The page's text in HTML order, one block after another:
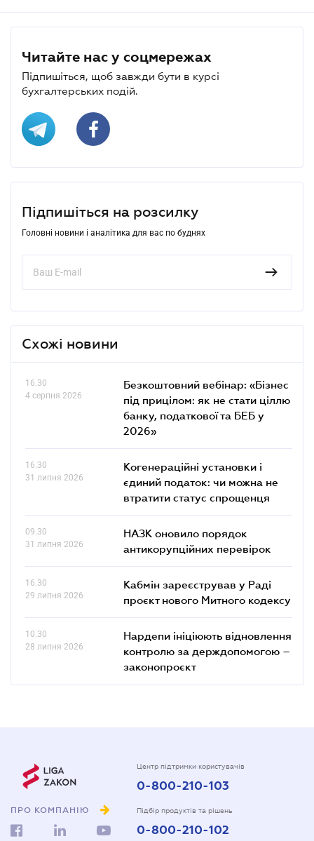
Читайте нас у соцмережах
Підпишіться, щоб завжди бути в курсі
бухгалтерських подій.
Підпишіться на розсилку
Головні новини і аналітика для вас по буднях
Схожі новини
16.30
4 серпня 2026
Безкоштовний вебінар: «Бізнес
під прицілом: як не стати ціллю
банку, податкової та БЕБ у
2026»
16.30
31 липня 2026
Когенераційні установки і
єдиний податок: чи можна не
втратити статус спрощенця
09.30
31 липня 2026
НАЗК оновило порядок
антикорупційних перевірок
16.30
29 липня 2026
Кабмін зареєстрував у Раді
проєкт нового Митного кодексу
10.30
28 липня 2026
Нардепи ініціюють відновлення
контролю за держдопомогою –
законопроєкт
ПРО КОМПАНІЮ
Центр підтримки користувачів
0-800-210-103
Підбір продуктів та рішень
0-800-210-102